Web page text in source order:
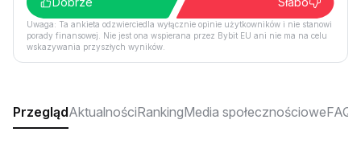
Uwaga: Ta ankieta odzwierciedla wyłącznie opinie użytkowników i nie stanowi
porady finansowej. Nie jest ona wspierana przez Bybit EU ani nie ma na celu
wskazywania przyszłych wyników.
PrzeglądAktualnościRankingMedia społecznościoweFAQ